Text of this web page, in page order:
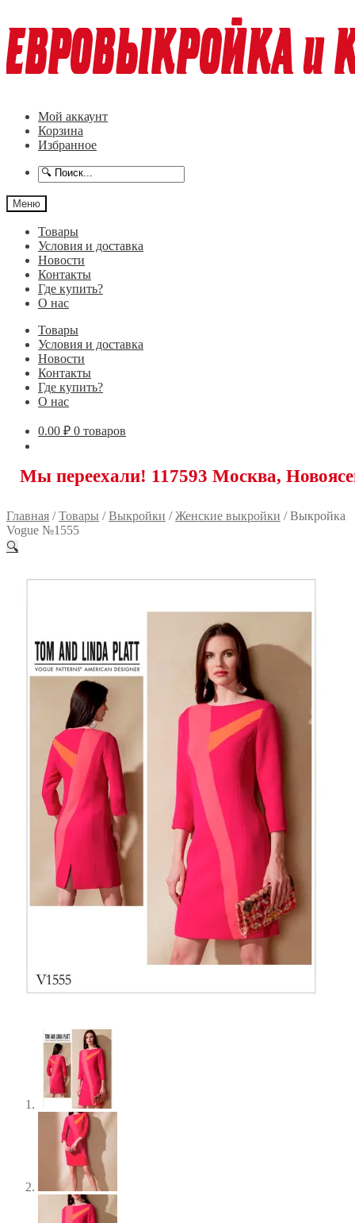
к
навигации
к
содержимому
Мой аккаунт
Корзина
Избранное
Меню
Товары
Условия и доставка
Новости
Контакты
Где купить?
О нас
Товары
Условия и доставка
Новости
Контакты
Где купить?
О нас
0.00 ₽ 0 товаров
117593 Москва, Новоясеневский
Главная /Товары /Выкройки /Женские выкройки /Выкройка
Vogue №1555
🔍